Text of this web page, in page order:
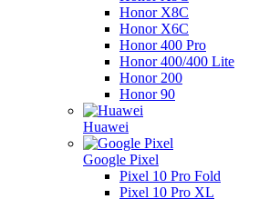
Honor X8C
Honor X6C
Honor 400 Pro
Honor 400/400 Lite
Honor 200
Honor 90
Huawei
Google Pixel
Pixel 10 Pro Fold
Pixel 10 Pro XL